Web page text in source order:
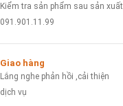
Kiểm tra sản phẩm sau sản xuất
091.901.11.99
Giao hàng
Lắng nghe phản hồi ,cải thiện
dịch vụ